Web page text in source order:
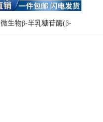
微生物β-半乳糖苷酶(β-